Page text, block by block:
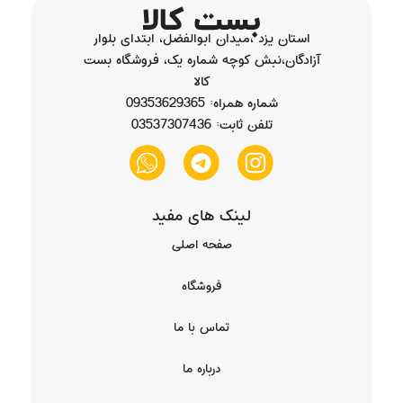
استان یزد ،میدان ابوالفضل، ابتدای بلوار
آزادگان،نبش کوچه شماره یک، فروشگاه بست
کالا
شماره همراه: 09353629365
تلفن ثابت: 03537307436
لینک های مفید
صفحه اصلی
فروشگاه
تماس با ما
درباره ما